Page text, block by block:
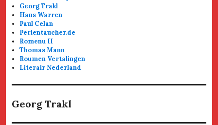
Georg Trakl
Hans Warren
Paul Celan
Perlentaucher.de
Romenu II
Thomas Mann
Roumen Vertalingen
Literair Nederland
Georg Trakl